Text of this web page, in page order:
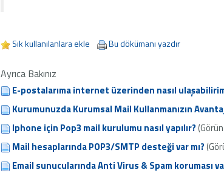
Sık kullanılanlara ekle Bu dökümanı yazdır
Ayrıca Bakınız
E-postalarıma internet üzerinden nasıl
Kurumunuzda Kurumsal Mail Kullanmanızın
Iphone için Pop3 mail kurulumu nasıl yapılır?
Mail hesaplarında POP3/SMTP desteği var mı?
Email sunucularında Anti Virus & Spam koruması